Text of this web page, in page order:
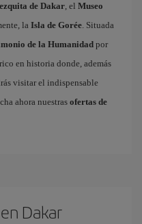
de Dakar, el Museo
laIsla de Gorée. Situada
de la Humanidad por
en historia donde, además
visitar el indispensable
ahora nuestras ofertas de
Dakar